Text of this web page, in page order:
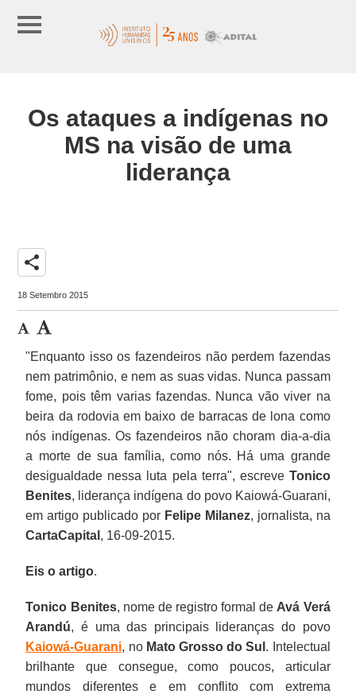
Os ataques a indígenas no
MS na visão de uma
liderança
share
18 Setembro 2015
"Enquanto isso os fazendeiros não perdem fazendas
nem patrimônio, e nem as suas vidas. Nunca passam
fome, pois têm varias fazendas. Nunca vão viver na
beira da rodovia em baixo de barracas de lona como
nós indígenas. Os fazendeiros não choram dia-a-dia
a morte de sua família, como nós. Há uma grande
desigualdade nessa luta pela terra", escreve Tonico
Benites, liderança indígena do povo Kaiowá-Guarani,
em artigo publicado por Felipe Milanez, jornalista, na
CartaCapital , 16-09-2015.
Eis o artigo.
Tonico Benites, nome de registro formal de Avá Verá
Arandú, é uma das principais lideranças do povo
Kaiowá-Guarani, no Mato Grosso do Sul . Intelectual
brilhante que consegue, como poucos, articular
mundos diferentes e em conflito com extrema